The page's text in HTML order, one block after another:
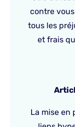
contre
tous les
et frais
La mise en